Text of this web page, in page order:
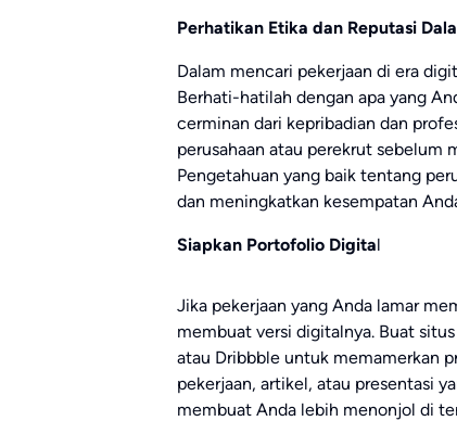
Perhatikan Etika dan Reputasi
Dalam mencari pekerjaan di era
Berhati-hatilah dengan apa yang
cerminan dari kepribadian dan
perusahaan atau perekrut sebelum
Pengetahuan yang baik tentang
dan meningkatkan kesempatan
Siapkan Portofolio Digital
Jika pekerjaan yang Anda lamar
membuat versi digitalnya. Buat
atau Dribbble untuk memamerkan
pekerjaan, artikel, atau presentasi
membuat Anda lebih menonjol di